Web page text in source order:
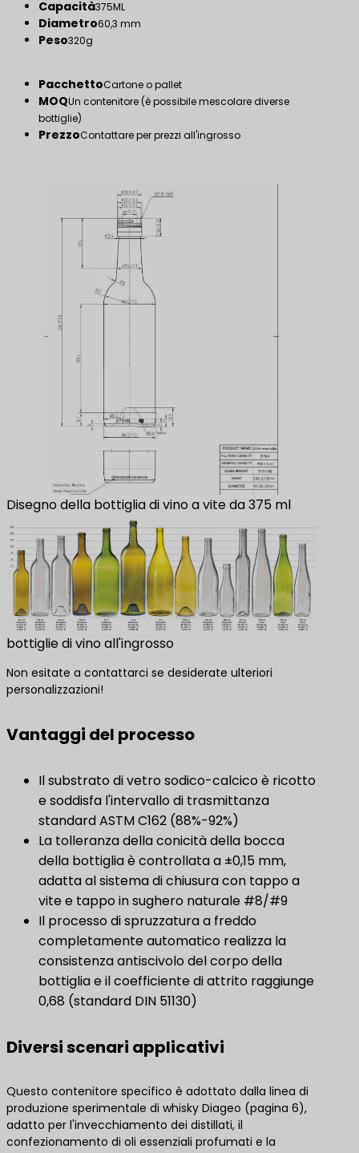
Capacità375ML
Diametro60,3 mm
Peso320g
PacchettoCartone o pallet
MOQUn contenitore (è possibile mescolare diverse
bottiglie)
PrezzoContattare per prezzi all'ingrosso
Disegno della bottiglia di vino a vite da 375 ml
bottiglie di vino all'ingrosso
Non esitate a contattarci se desiderate ulteriori
personalizzazioni!
Vantaggi del processo
Il substrato di vetro sodico-calcico è ricotto
e soddisfa l'intervallo di trasmittanza
standard ASTM C162 (88%-92%)
La tolleranza della conicità della bocca
della bottiglia è controllata a ±0,15 mm,
adatta al sistema di chiusura con tappo a
vite e tappo in sughero naturale #8/#9
Il processo di spruzzatura a freddo
completamente automatico realizza la
consistenza antiscivolo del corpo della
bottiglia e il coefficiente di attrito raggiunge
0,68 (standard DIN 51130)
Diversi scenari applicativi
Questo contenitore specifico è adottato dalla linea di
produzione sperimentale di whisky Diageo (pagina 6),
adatto per l'invecchiamento dei distillati, il
confezionamento di oli essenziali profumati e la